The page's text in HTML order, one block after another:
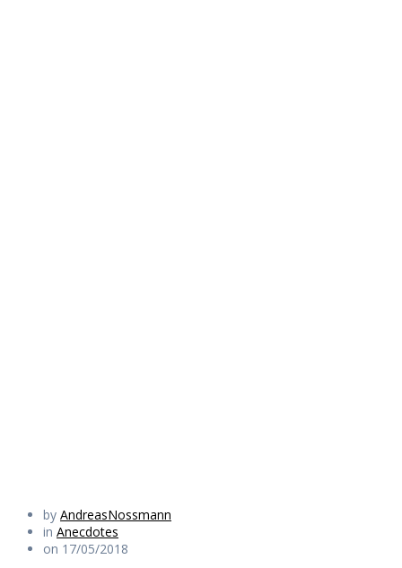
by AndreasNossmann
in Anecdotes
on 17/05/2018